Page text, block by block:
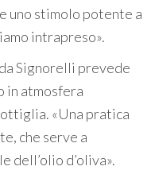
uno stimolo potente a
intrapreso».
Signorelli prevede
in atmosfera
«Una pratica
che serve a
dell’olio d’oliva».